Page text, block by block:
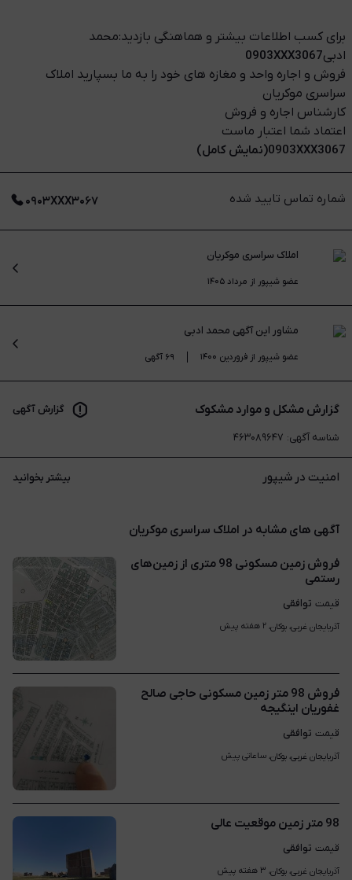
برای کسب اطلاعات بیشتر و هماهنگی بازدید:محمد
ادبی0903XXX3067
فروش و اجاره واحد و مغازه های خود را به ما بسپارید املاک
سراسری موکریان
کارشناس اجاره و فروش
اعتماد شما اعتبار ماست
0903XXX3067(نمایش کامل)
شماره تماس تایید شده ۰۹۰۳XXX۳۰۶۷
املاک سراسری موکریان
عضو شیپور از مرداد ۱۴۰۵
مشاور این آگهی محمد ادبی
عضو شیپور از فروردین ۱۴۰۰ ۶۹ آگهی
گزارش مشکل و موارد مشکوک گزارش آگهی
شناسه آگهی: ۴۶۳۰۸۹۶۴۷
امنیت در شیپور بیشتر بخوانید
آگهی های مشابه در املاک سراسری موکریان
فروش زمین مسکونی 98 متری از زمین‌های
رستمی
قیمت توافقی
آذربایجان غربی، بوکان، ۲ هفته پیش
فروش 98 متر زمین مسکونی حاجی صالح
غفوریان اینگیجه
قیمت توافقی
آذربایجان غربی، بوکان، ساعاتی پیش
98 متر زمین موقعیت عالی
قیمت توافقی
آذربایجان غربی، بوکان، ۳ هفته پیش